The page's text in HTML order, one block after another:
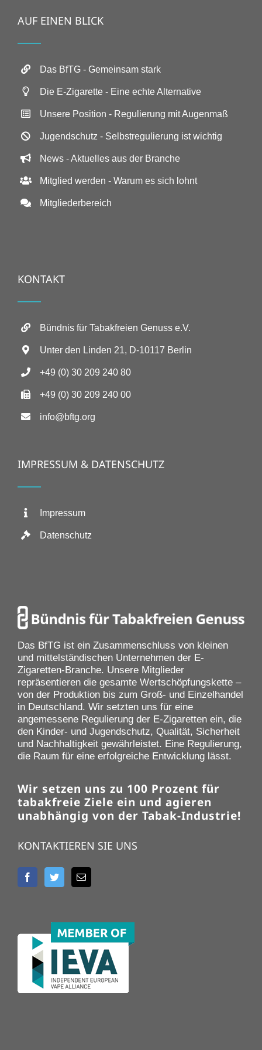
AUF EINEN BLICK
Das BfTG - Gemeinsam stark
Die E-Zigarette - Eine echte Alternative
Unsere Position - Regulierung mit Augenmaß
Jugendschutz - Selbstregulierung ist wichtig
News - Aktuelles aus der Branche
Mitglied werden - Warum es sich lohnt
Mitgliederbereich
KONTAKT
Bündnis für Tabakfreien Genuss e.V.
Unter den Linden 21, D-10117 Berlin
+49 (0) 30 209 240 80
+49 (0) 30 209 240 00
info@bftg.org
IMPRESSUM & DATENSCHUTZ
Impressum
Datenschutz
Das BfTG ist ein Zusammenschluss von kleinen
und mittelständischen Unternehmen der E-
Zigaretten-Branche. Unsere Mitglieder
repräsentieren die gesamte Wertschöpfungskette –
von der Produktion bis zum Groß- und Einzelhandel
in Deutschland. Wir setzten uns für eine
angemessene Regulierung der E-Zigaretten ein, die
den Kinder- und Jugendschutz, Qualität, Sicherheit
und Nachhaltigkeit gewährleistet. Eine Regulierung,
die Raum für eine erfolgreiche Entwicklung lässt.
Wir setzen uns zu 100 Prozent für
tabakfreie Ziele ein und agieren
unabhängig von der Tabak-Industrie!
KONTAKTIEREN SIE UNS